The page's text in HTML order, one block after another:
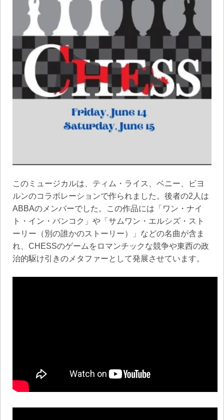
このミュージカルは、ティム・ライス、ベニー、ビヨ
ルンのコラボレーションで作られました。後者の2人は
ABBAのメンバーでした。この作品には「ワン・ナイ
ト・イン・バンコク」や「サムワン・エルシズ・スト
ーリー（別の誰かのストーリー）」などの名曲が含ま
れ、CHESSのゲームをロマンチックな競争や東西の政
治的駆け引きのメタファーとして発展させています。